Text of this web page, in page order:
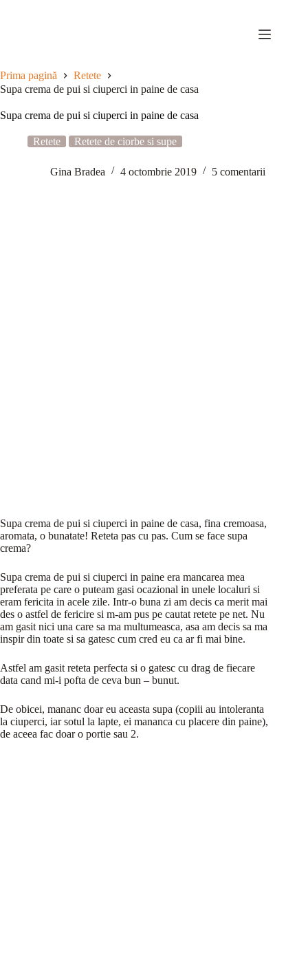
Prima pagină
Retete
Supa crema de pui si ciuperci in paine de casa
Supa crema de pui si ciuperci in paine de casa
Retete Retete de ciorbe si supe
Gina Bradea 4 octombrie 2019 5 comentarii
Supa crema de pui si ciuperci in paine de casa, fina cremoasa,
aromata, o bunatate! Reteta pas cu pas. Cum se face supa
crema?
Supa crema de pui si ciuperci in paine era mancarea mea
preferata pe care o puteam gasi ocazional in unele localuri si
eram fericita in acele zile. Intr-o buna zi am decis ca merit mai
des o astfel de fericire si m-am pus pe cautat retete pe net. Nu
am gasit nici una care sa ma multumeasca, asa am decis sa ma
inspir din toate si sa gatesc cum cred eu ca ar fi mai bine.
Astfel am gasit reteta perfecta si o gatesc cu drag de fiecare
data cand mi-i pofta de ceva bun – bunut.
De obicei, mananc doar eu aceasta supa (copiii au intoleranta
la ciuperci, iar sotul la lapte, ei mananca cu placere din paine),
de aceea fac doar o portie sau 2.